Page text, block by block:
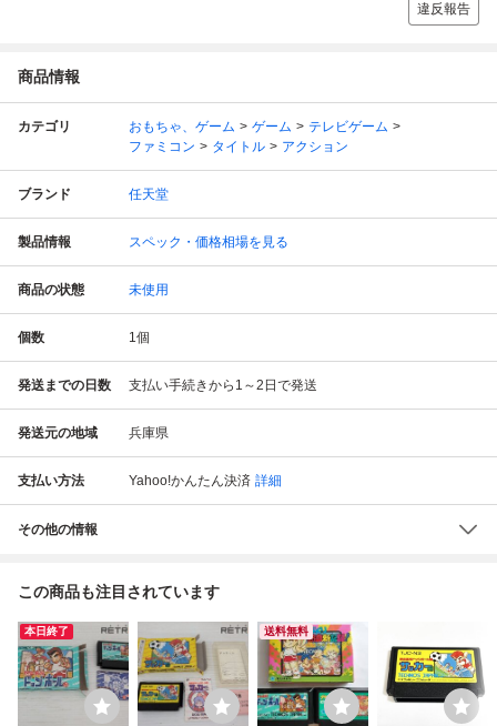
違反報告
商品情報
カテゴリ おもちゃ、ゲーム ゲーム
テレビゲーム
ファミコン
タイトル アクション
ブランド 任天堂
製品情報 スペック・価格相場を見る
商品の状態 未使用
個数 1個
発送までの日数 支払い手続きから1～2日で発送
発送元の地域 兵庫県
支払い方法 Yahoo!かんたん決済 詳細
その他の情報
この商品も注目されています
本日終了 送料無料